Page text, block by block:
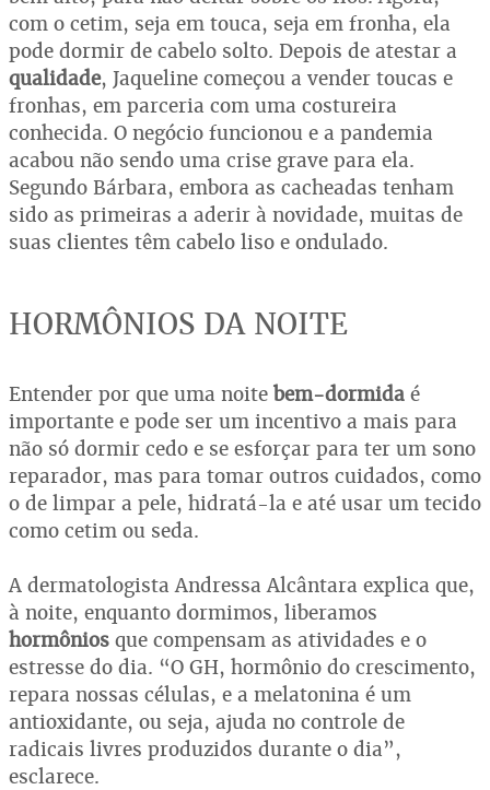
com o cetim, seja em touca, seja em fronha, ela
pode dormir de cabelo solto. Depois de atestar a
qualidade, Jaqueline começou a vender toucas e
fronhas, em parceria com uma costureira
conhecida. O negócio funcionou e a pandemia
acabou não sendo uma crise grave para ela.
Segundo Bárbara, embora as cacheadas tenham
sido as primeiras a aderir à novidade, muitas de
suas clientes têm cabelo liso e ondulado.
HORMÔNIOS DA NOITE
Entender por que uma noite bem-dormida é
importante e pode ser um incentivo a mais para
não só dormir cedo e se esforçar para ter um sono
reparador, mas para tomar outros cuidados, como
o de limpar a pele, hidratá-la e até usar um tecido
como cetim ou seda.
A dermatologista Andressa Alcântara explica que,
à noite, enquanto dormimos, liberamos
hormônios que compensam as atividades e o
estresse do dia. “O GH, hormônio do crescimento,
repara nossas células, e a melatonina é um
antioxidante, ou seja, ajuda no controle de
radicais livres produzidos durante o dia”,
esclarece.